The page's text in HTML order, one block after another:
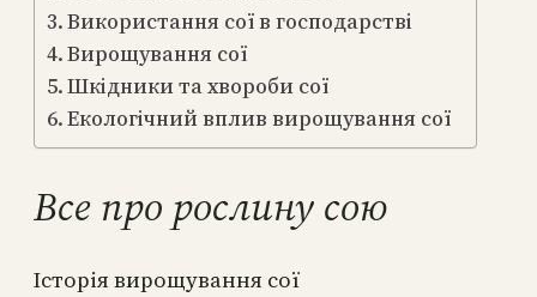
Використання сої в господарстві
Вирощування сої
Шкідники та хвороби сої
Екологічний вплив вирощування сої
Все про рослину сою
Історія вирощування сої